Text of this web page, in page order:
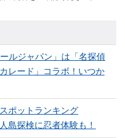
ルジャパン」は「名探偵
レード」コラボ！いつか
ポットランキング
島探検に忍者体験も！